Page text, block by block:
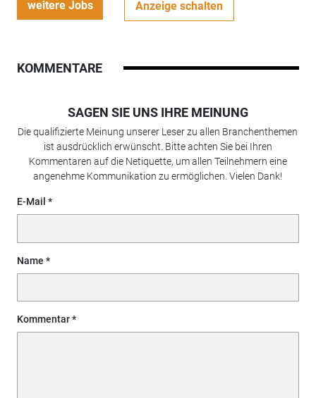
weitere Jobs Anzeige schalten
KOMMENTARE
SAGEN SIE UNS IHRE MEINUNG
Die qualifizierte Meinung unserer Leser zu allen Branchenthemen
ist ausdrücklich erwünscht. Bitte achten Sie bei Ihren
Kommentaren auf die Netiquette, um allen Teilnehmern eine
angenehme Kommunikation zu ermöglichen. Vielen Dank!
E-Mail
Name
Kommentar